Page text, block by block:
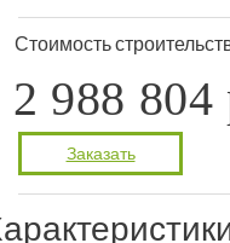
Стоимость
2 988 804
Заказать